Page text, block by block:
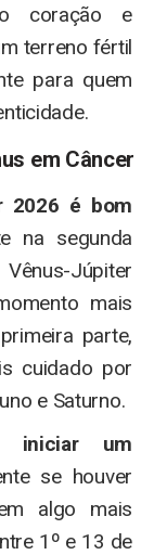
coração e
terreno fértil
para quem
em Câncer
2026 é bom
na segunda
Júpiter
mais
parte,
cuidado por
e Saturno.
iniciar um
se houver
algo mais
1º e 13 de